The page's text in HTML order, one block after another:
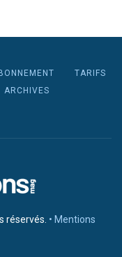
TARIFS
ARCHIVES
réservés. • Mentions